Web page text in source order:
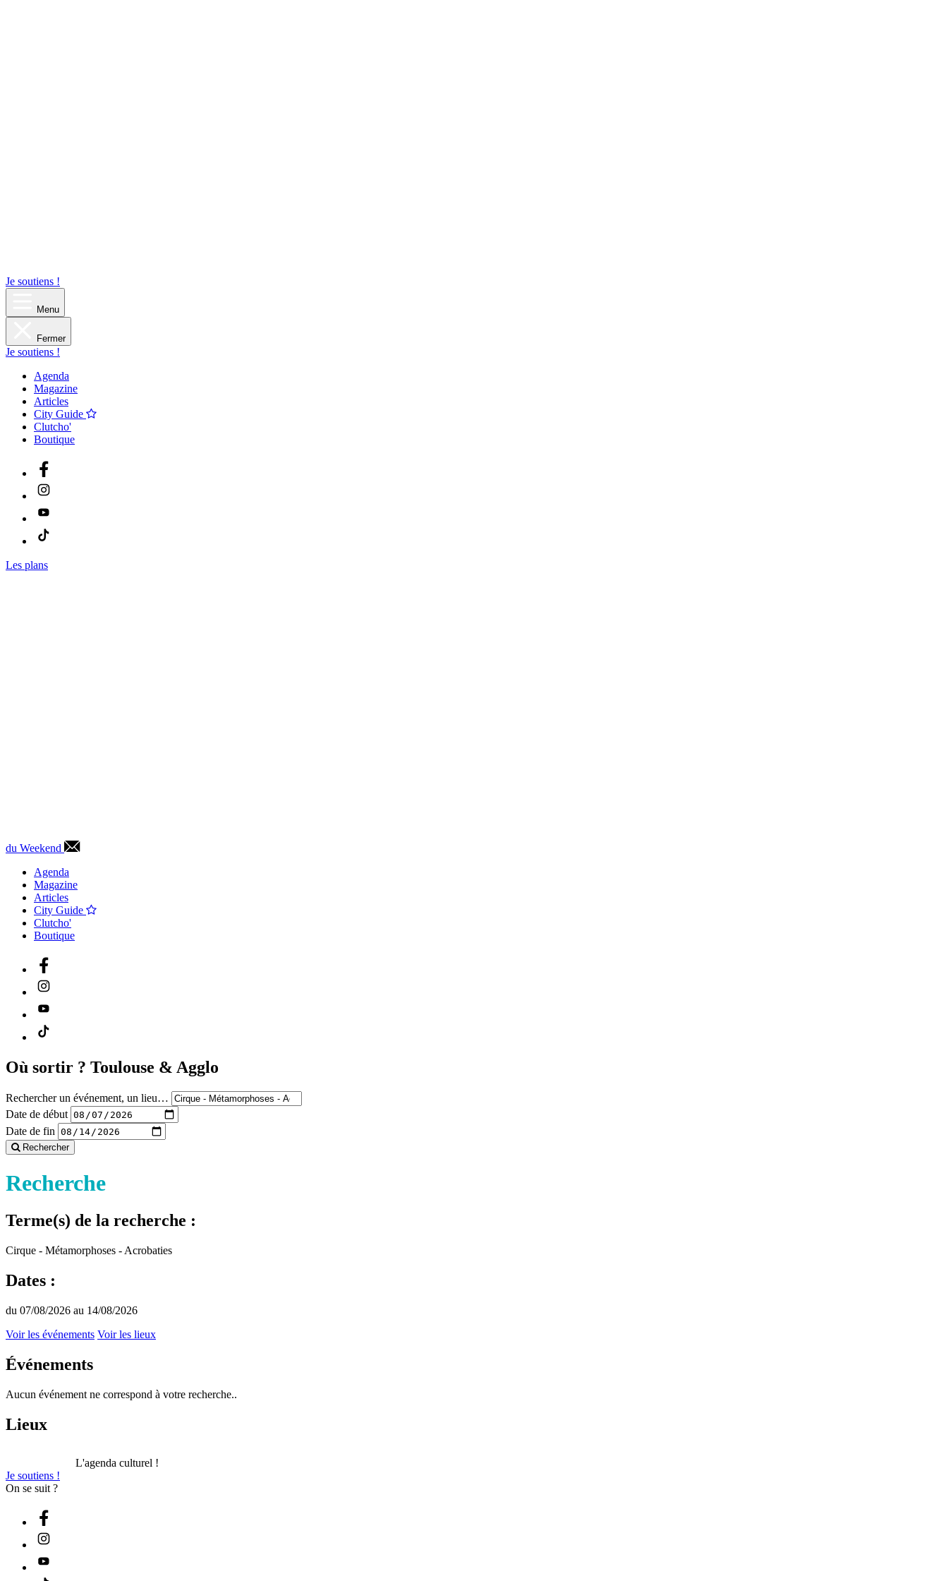
Je soutiens !
Menu
Fermer
Je soutiens !
Agenda
Magazine
Articles
City Guide
Clutcho'
Boutique
Les plans
du Weekend
Agenda
Magazine
Articles
City Guide
Clutcho'
Boutique
Où sortir ? Toulouse & Agglo
Rechercher un événement, un lieu…
Date de début
Date de fin
Rechercher
Recherche
Terme(s) de la recherche :
Cirque - Métamorphoses - Acrobaties
Dates :
du 07/08/2026 au 14/08/2026
Voir les événements Voir les lieux
Événements
Aucun événement ne correspond à votre recherche..
Lieux
L'agenda culturel !
Je soutiens !
On se suit ?